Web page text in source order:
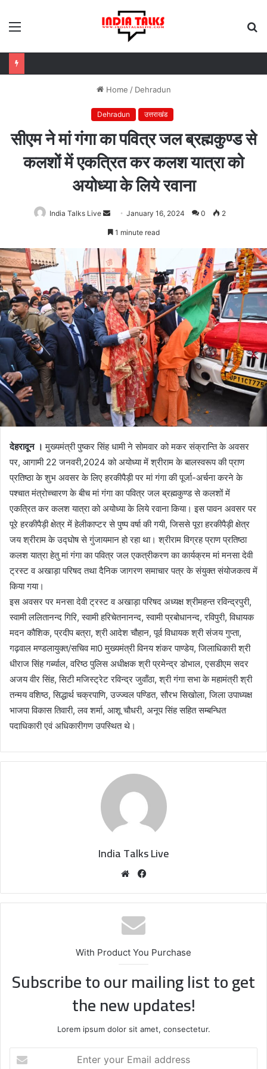
Home / Dehradun
Dehradun उत्तराखंड
सीएम ने मां गंगा का पवित्र जल ब्रह्मकुण्ड से
कलशों में एकत्रित कर कलश यात्रा को
अयोध्या के लिये रवाना
India Talks Live
Send
an
January 16, 2024 0 2
1 minute read
देहरादून । मुख्यमंत्री पुष्कर सिंह धामी ने सोमवार को मकर संक्रान्ति के अवसर
पर, आगामी 22 जनवरी,2024 को अयोध्या में श्रीराम के बालस्वरूप की प्राण
प्रतिष्ठा के शुभ अवसर के लिए हरकीपैड़ी पर मां गंगा की पूर्जा-अर्चना करने के
पश्चात मंत्रोच्चारण के बीच मां गंगा का पवित्र जल ब्रह्मकुण्ड से कलशों में
एकत्रित कर कलश यात्रा को अयोध्या के लिये रवाना किया। इस पावन अवसर पर
पूरे हरकीपैड़ी क्षेत्र में हेलीकाप्टर से पुष्प वर्षा की गयी, जिससे पूरा हरकीपैड़ी क्षेत्र
जय श्रीराम के उद्घोष से गुंजायमान हो रहा था। श्रीराम विग्रह प्राण प्रतिष्ठा
कलश यात्रा हेतु मां गंगा का पवित्र जल एकत्रीकरण का कार्यक्रम मां मनसा देवी
ट्रस्ट व अखाड़ा परिषद तथा दैनिक जागरण समाचार पत्र के संयुक्त संयोजकत्व में
किया गया।
इस अवसर पर मनसा देवी ट्रस्ट व अखाड़ा परिषद अध्यक्ष श्रीमहन्त रविन्द्रपुरी,
स्वामी ललितानन्द गिरि, स्वामी हरिचेतनानन्द, स्वामी प्रबोधानन्द, रविपुरी, विधायक
मदन कौशिक, प्रदीप बत्रा, श्री आदेश चौहान, पूर्व विधायक श्री संजय गुप्ता,
गढ़वाल मण्डलायुक्त/सचिव मा0 मुख्यमंत्री विनय शंकर पाण्डेय, जिलाधिकारी श्री
धीराज सिंह गर्ब्याल, वरिष्ठ पुलिस अधीक्षक श्री प्रमेन्द्र डोभाल, एसडीएम सदर
अजय वीर सिंह, सिटी मजिस्ट्रेट रविन्द्र जुवॉंठा, श्री गंगा सभा के महामंत्री श्री
तन्मय वशिष्ठ, सिद्धार्थ चक्रपाणि, उज्ज्वल पण्डित, सौरभ सिखोला, जिला उपाध्यक्ष
भाजपा विकास तिवारी, लव शर्मा, आशू चौधरी, अनूप सिंह सहित सम्बन्धित
पदाधिकारी एवं अधिकारीगण उपस्थित थे।
India Talks Live
We
te
bo
With Product You Purchase
Subscribe to our mailing list to get
the new updates!
Lorem ipsum dolor sit amet, consectetur.